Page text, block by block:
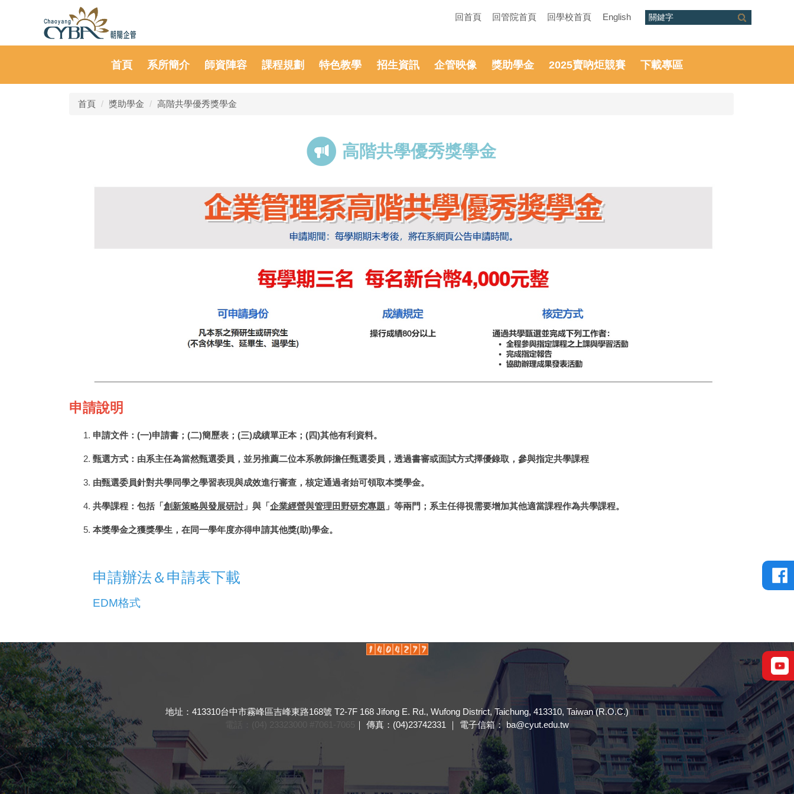
回首頁 回管院首頁 回學校首頁 English
首頁 系所簡介 師資陣容 課程規劃 特色教學 招生資訊 企管映像 獎助學金 2025賣吶炬競賽 下載專區
首頁 獎助學金 高階共學優秀獎學金
高階共學優秀獎學金
申請說明
申請文件：(一)申請書；(二)簡歷表；(三)成績單正本；(四)其他有利資料。
甄選方式：由系主任為當然甄選委員，並另推薦二位本系教師擔任甄選委員，透過書審或面試方式擇優錄取，參與指定共學課程
由甄選委員針對共學同學之學習表現與成效進行審查，核定通過者始可領取本獎學金。
共學課程：包括「創新策略與發展研討」與「企業經營與管理田野研究專題 」等兩門；系主任得視需要增加其他適當課程作為共學課程。
本獎學金之獲獎學生，在同一學年度亦得申請其他獎(助)學金。
申請辦法＆申請表下載
EDM格式
地址：413310台中市霧峰區吉峰東路168號 T2-7F 168 Jifong E. Rd., Wufong District, Taichung, 413310, Taiwan (R.O.C.)
｜ 傳真：(04)23742331 ｜ 電子信箱： ba@cyut.edu.tw